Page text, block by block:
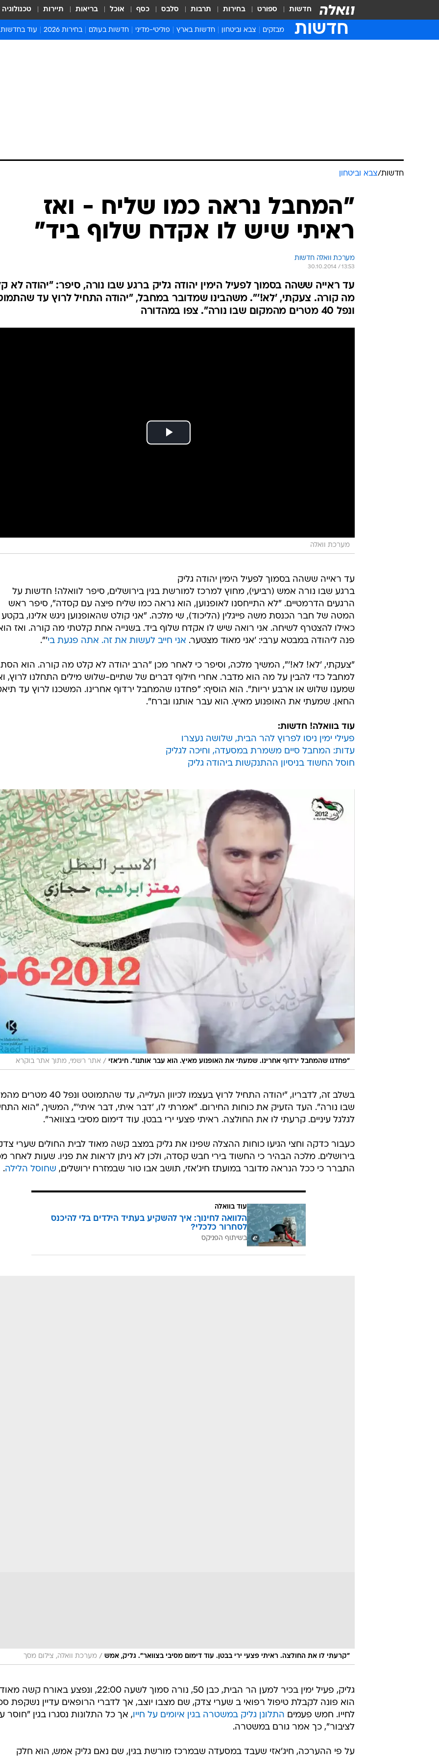
חדשות ספורט בחירות תרבות סלבס כסף אוכל בריאות תיירות טכנולוגיה
חדשות מבזקים צבא וביטחון חדשות בארץ פוליטי-מדיני חדשות בעולם בחירות 2026 עוד בחדשות
המייל האדום
חדשות/צבא וביטחון
"המחבל נראה כמו שליח - ואז
ראיתי שיש לו אקדח שלוף ביד"
מערכת וואלה חדשות
30.10.2014 / 13:53
עד ראייה ששהה בסמוך לפעיל הימין יהודה גליק ברגע שבו נורה, סיפר: "יהודה לא
מה קורה. צעקתי, 'לא!'". משהבינו שמדובר במחבל, "יהודה התחיל לרוץ עד
ונפל 40 מטרים מהמקום שבו נורה". צפו במהדורה
מערכת וואלה
עד ראייה ששהה בסמוך לפעיל הימין יהודה גליק
ברגע שבו נורה אמש (רביעי), מחוץ למרכז למורשת בגין בירושלים, סיפר לוואלה! חדשות על
הרגעים הדרמטיים. "לא התייחסנו לאופנוען, הוא נראה כמו שליח פיצה עם קסדה", סיפר ראש
המטה של חבר הכנסת משה פייגלין (הליכוד), שי מלכה. "אני קולט שהאופנוען ניגש אלינו,
כאילו להצטרף לשיחה. אני רואה שיש לו אקדח שלוף ביד. בשנייה אחת קלטתי מה קורה. ואז
פנה ליהודה במבטא ערבי: 'אני מאוד מצטער. אני חייב לעשות את זה. אתה פגעת בי'".
"צעקתי, 'לא! לא!'", המשיך מלכה, וסיפר כי לאחר מכן "הרב יהודה לא קלט מה קורה. הוא
למחבל כדי להבין על מה הוא מדבר. אחרי חילוף דברים של שתיים-שלוש מילים התחלנו לרוץ,
שמענו שלוש או ארבע יריות". הוא הוסיף: "פחדנו שהמחבל ירדוף אחרינו. המשכנו לרוץ עד
החאן. שמעתי את האופנוע מאיץ. הוא עבר אותנו וברח".
עוד בוואלה! חדשות:
פעילי ימין ניסו לפרוץ להר הבית, שלושה נעצרו
עדות: המחבל סיים משמרת במסעדה, וחיכה לגליק
חוסל החשוד בניסיון ההתנקשות ביהודה גליק
"פחדנו שהמחבל ירדוף אחרינו. שמעתי את האופנוע מאיץ. הוא עבר אותנו". חיג'אזי / אתר רשמי, מתוך אתר בוקרא
בשלב זה, לדבריו, "יהודה התחיל לרוץ בעצמו לכיוון העלייה, עד
שבו נורה". העד הזעיק את כוחות החירום. "אמרתי לו, 'דבר איתי, דבר איתי'", המשיך, "הוא
לגלגל עיניים. קרעתי לו את החולצה. ראיתי פצעי ירי בבטן. עוד דימום מסיבי בצוואר".
כעבור כדקה וחצי הגיעו כוחות ההצלה שפינו את גליק במצב קשה מאוד לבית החולים שערי
בירושלים. מלכה הבהיר כי החשוד בירי חבש קסדה, ולכן לא ניתן לראות את פניו. שעות לאחר
התברר כי ככל הנראה מדובר במועתז חיג'אזי, תושב אבו טור שבמזרח ירושלים, שחוסל הלילה.
עוד בוואלה
הלוואה לחינוך: איך להשקיע בעתיד הילדים בלי להיכנס
לסחרור כלכלי?
בשיתוף הפניקס
"קרעתי לו את החולצה. ראיתי פצעי ירי בבטן. עוד דימום מסיבי בצוואר". גליק, אמש / מערכת וואלה, צילום מסך
גליק, פעיל ימין בכיר למען הר הבית, כבן 50, נורה סמוך לשעה 22:00, ונפצע באורח קשה
הוא פונה לקבלת טיפול רפואי ב שערי צדק, שם מצבו יוצב, אך לדברי הרופאים עדיין נשקפת
לחייו. חמש פעמים התלונן גליק במשטרה בגין איומים על חייו, אך כל התלונות נסגרו בגין "חוסר
לציבור", כך אמר גורם במשטרה.
על פי ההערכה, חיג'אזי שעבד במסעדה שבמרכז מורשת בגין, שם נאם גליק אמש, הוא חלק